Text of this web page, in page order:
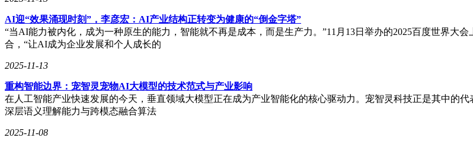
AI迎“效果涌现时刻”，李彦宏：AI产业结构正转变为健康的“倒金字塔”
“当AI能力被内化，成为一种原生的能力，智能就不再是成本，而是生产力。”11月13日举办的2025百度世界大
合，“让AI成为企业发展和个人成长的
2025-11-13
重构智能边界：宠智灵宠物AI大模型的技术范式与产业影响
在人工智能产业快速发展的今天，垂直领域大模型正在成为产业智能化的核心驱动力。宠智灵科技正是其中的
深层语义理解能力与跨模态融合算法
2025-11-08